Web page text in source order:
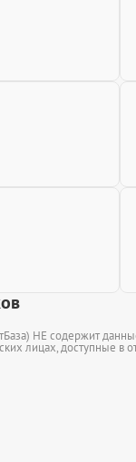
НЕ содержит
лицах, доступные в